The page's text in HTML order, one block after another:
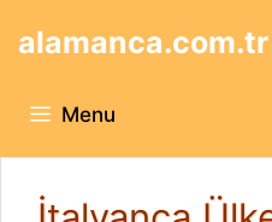
atlaalamanca.com.tr
Menu